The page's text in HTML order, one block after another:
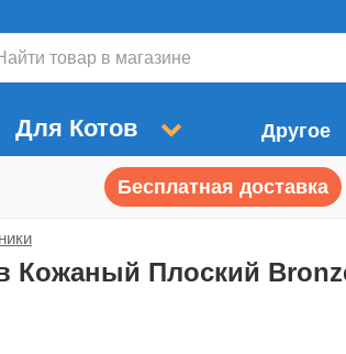
Для Котов Другое
Бесплатная доставка
Кожаный Плоский